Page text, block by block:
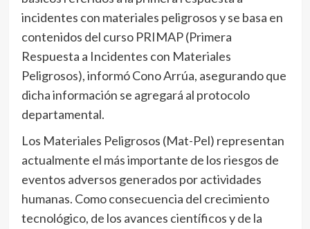
incidentes con materiales peligrosos y se basa en
contenidos del curso PRIMAP (Primera
Respuesta a Incidentes con Materiales
Peligrosos), informó Cono Arrúa, asegurando que
dicha información se agregará al protocolo
departamental.
Los Materiales Peligrosos (Mat-Pel) representan
actualmente el más importante de los riesgos de
eventos adversos generados por actividades
humanas. Como consecuencia del crecimiento
tecnológico, de los avances científicos y de la